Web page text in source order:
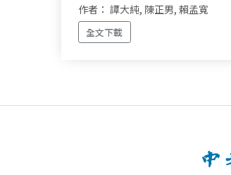
作者： 譚大純, 陳正男, 賴孟寬
全文下載